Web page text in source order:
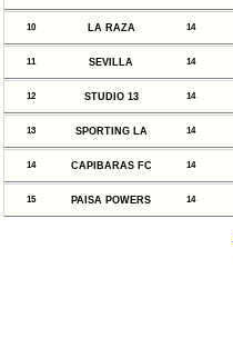
10 LA RAZA 14
11 SEVILLA 14
12 STUDIO 13 14
13 SPORTING LA 14
14 CAPIBARAS FC 14
15 PAISA POWERS 14